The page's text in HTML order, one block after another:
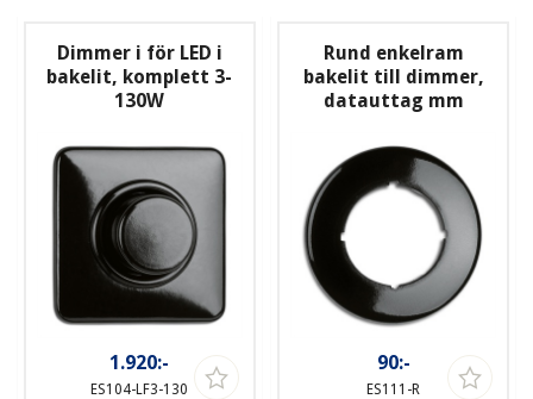
Dimmer i för LED i
bakelit, komplett 3-
130W
1.920:-
ES104-LF3-130
Rund enkelram
bakelit till dimmer,
datauttag mm
90:-
ES111-R